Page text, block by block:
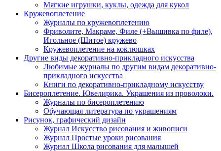
Мягкие игрушки, куклы, одежда для кукол
Кружевоплетение
Журналы по кружевоплетению
Фриволите, Макраме, Филе (+Вышивка по филе),
Игольное (Шитое) кружево
Кружевоплетение на коклюшках
Другие виды декоративно-прикладного искусства
Любимые журналы по другим видам декоративно-
прикладного искусства
Книги по декоративно-прикладному искусству
Бисероплетение. Ювелирика. Украшения из проволоки.
Журналы по бисероплетению
Обучающая литература по украшениям
Рисунок, графический дизайн
Журнал Искусство рисования и живописи
Журнал Простые уроки рисования
Журнал Школа рисования для малышей